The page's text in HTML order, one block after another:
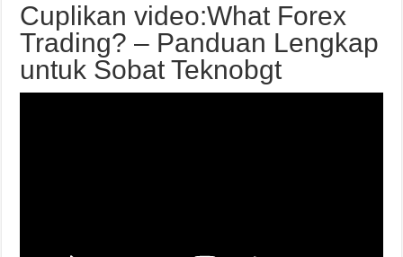
Cuplikan video:What Forex
Trading? – Panduan Lengkap
untuk Sobat Teknobgt